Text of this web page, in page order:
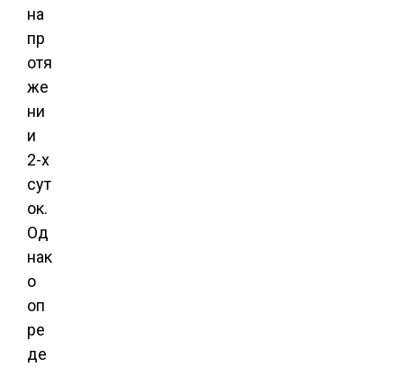
на
пр
отя
же
ни
и
2-х
сут
ок.
Од
нак
о
оп
ре
де